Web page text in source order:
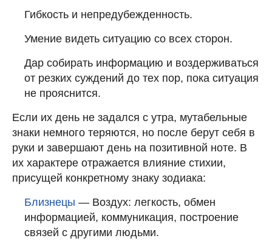
Гибкость и непредубежденность.
Умение видеть ситуацию со всех сторон.
Дар собирать информацию и воздерживаться
от резких суждений до тех пор, пока ситуация
не прояснится.
Если их день не задался с утра, мутабельные
знаки немного теряются, но после берут себя в
руки и завершают день на позитивной ноте. В
их характере отражается влияние стихии,
присущей конкретному знаку зодиака:
Близнецы — Воздух: легкость, обмен
информацией, коммуникация, построение
связей с другими людьми.